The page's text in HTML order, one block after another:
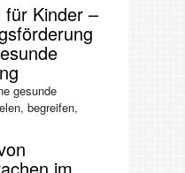
für Kinder –
gesunde
begreifen,